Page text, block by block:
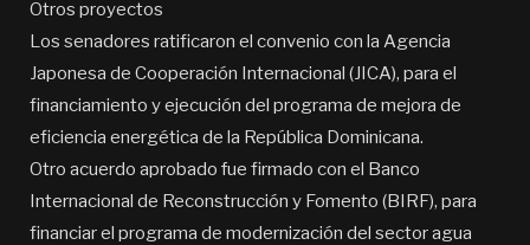
Otros proyectos
Los senadores ratificaron el convenio con la Agencia
Japonesa de Cooperación Internacional (JICA), para el
financiamiento y ejecución del programa de mejora de
eficiencia energética de la República Dominicana.
Otro acuerdo aprobado fue firmado con el Banco
Internacional de Reconstrucción y Fomento (BIRF), para
financiar el programa de modernización del sector agua